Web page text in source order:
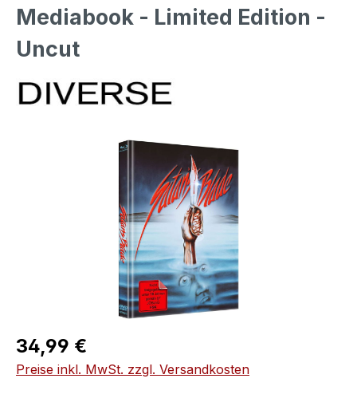
Mediabook - Limited Edition -
Uncut
Bildergalerie überspringen
Regulärer Preis:
34,99 €
Preise inkl. MwSt. zzgl. Versandkosten